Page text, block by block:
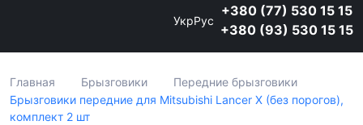
УкрРус
+380 (77) 530 15 15
+380 (93) 530 15 15
Главная Брызговики
Передние брызговики
Брызговики передние для Mitsubishi Lancer X (без порогов),
комплект 2 шт